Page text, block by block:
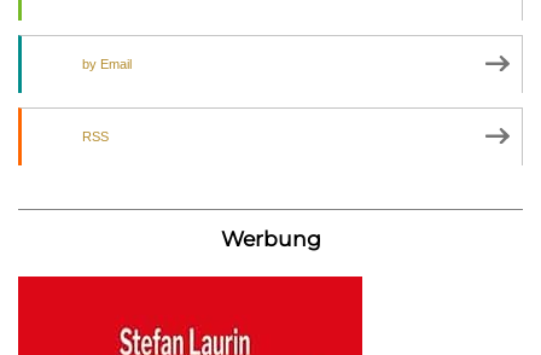
by Email
RSS
Werbung